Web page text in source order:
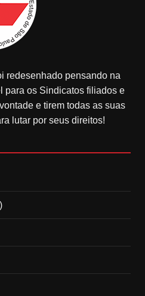
redesenhado pensando na
para os Sindicatos filiados e
e tirem todas as suas
lutar por seus direitos!